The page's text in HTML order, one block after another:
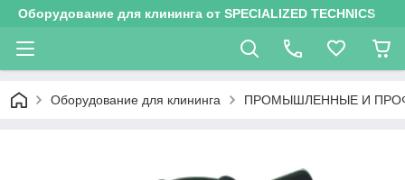
Оборудование для клининга от SPECIALIZED TECHNICS
Оборудование для клининга ПРОМЫШЛЕННЫЕ И